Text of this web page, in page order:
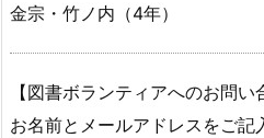
金宗・竹ノ内（4年）
【図書ボランティアへのお問い
お名前とメールアドレスをご記